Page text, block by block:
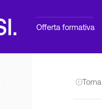
Offerta formativa